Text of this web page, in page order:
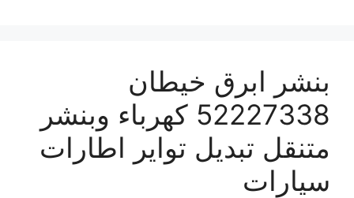
بنشر ابرق خيطان
52227338 كهرباء وبنشر
متنقل تبديل تواير اطارات
سيارات